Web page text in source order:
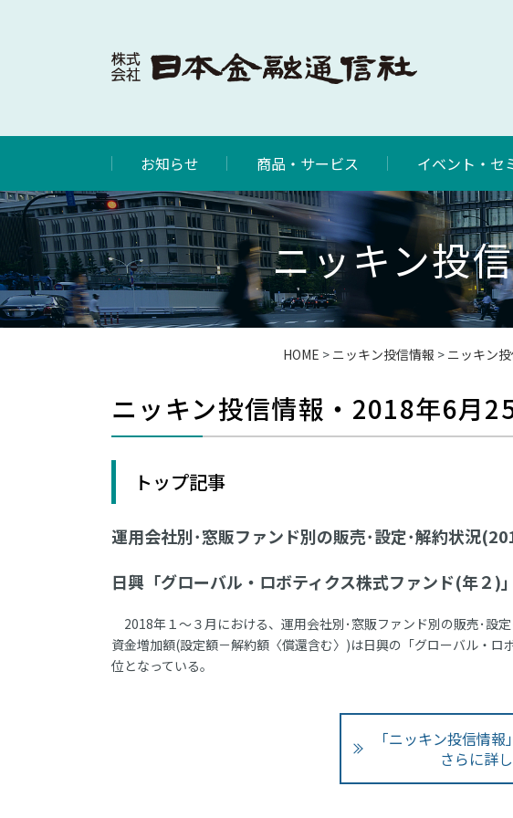
お知らせ 商品・サービス イベント・セ
ニッキン投
HOME > ニッキン投信情報 > ニッキン
ニッキン投信情報・2018年6月
トップ記事
運用会社別･窓販ファンド別の販売･設定･解約状況
日興「グローバル・ロボティクス株式ファンド(年２)
2018年１～３月における、運用会社別･窓販ファンド別の販売･設
資金増加額(設定額－解約額〈償還含む〉)は日興の「グローバル・
位となっている。
「ニッキン投信情
さらに詳